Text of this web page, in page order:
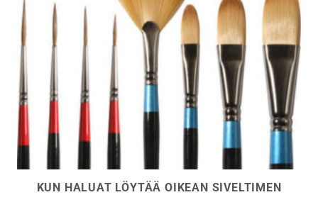
KUN HALUAT LÖYTÄÄ OIKEAN SIVELTIMEN